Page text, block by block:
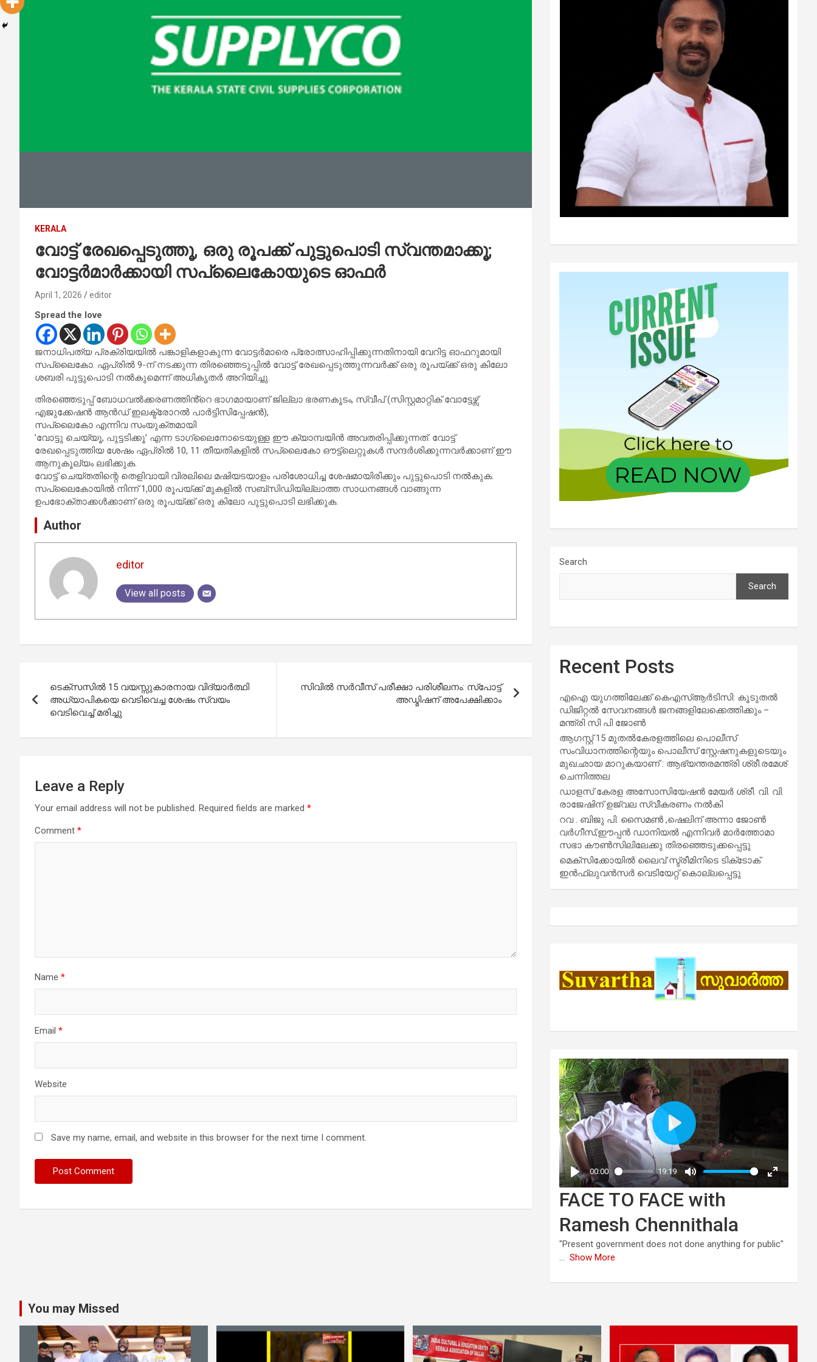
KERALA
വോട്ട് രേഖപ്പെടുത്തൂ, ഒരു രൂപക്ക് പുട്ടുപൊടി സ്വന്തമാക്കൂ;
വോട്ടർമാർക്കായി സപ്ലൈകോയുടെ ഓഫർ
April 1, 2026 editor
Spread the love
ജനാധിപത്യ പ്രക്രിയയിൽ പങ്കാളികളാകുന്ന വോട്ടർമാരെ പ്രോത്സാഹിപ്പിക്കുന്നതിനായി വേറിട്ട ഓഫറുമായി
സപ്ലൈകോ. ഏപ്രിൽ 9-ന് നടക്കുന്ന തിരഞ്ഞെടുപ്പിൽ വോട്ട് രേഖപ്പെടുത്തുന്നവർക്ക് ഒരു രൂപയ്ക്ക് ഒരു കിലോ
ശബരി പുട്ടുപൊടി നൽകുമെന്ന് അധികൃതർ അറിയിച്ചു.
തിരഞ്ഞെടുപ്പ് ബോധവൽക്കരണത്തിൻ്റെ ഭാഗമായാണ് ജില്ലാ ഭരണകൂടം, സ്വീപ് (സിസ്റ്റമാറ്റിക് വോട്ടേഴ്സ്
എജുക്കേഷൻ ആൻഡ് ഇലക്ട്രോറൽ പാർട്ടിസിപ്പേഷൻ),
സപ്ലൈകോ എന്നിവ സംയുക്തമായി
​’വോട്ടു ചെയ്യൂ, പുട്ടടിക്കൂ’ എന്ന ടാഗ്‌ലൈനോടെയുള്ള ഈ ക്യാമ്പയിൻ അവതരിപ്പിക്കുന്നത്. വോട്ട്
രേഖപ്പെടുത്തിയ ശേഷം ഏപ്രിൽ 10, 11 തീയതികളിൽ സപ്ലൈകോ ഔട്ട്‌ലെറ്റുകൾ സന്ദർശിക്കുന്നവർക്കാണ് ഈ
ആനുകൂല്യം ലഭിക്കുക.
​വോട്ട് ചെയ്തതിന്റെ തെളിവായി വിരലിലെ മഷിയടയാളം പരിശോധിച്ച ശേഷമായിരിക്കും പുട്ടുപൊടി നൽകുക.
സപ്ലൈകോയിൽ നിന്ന് 1,000 രൂപയ്ക്ക് മുകളിൽ സബ്‌സിഡിയില്ലാത്ത സാധനങ്ങൾ വാങ്ങുന്ന
ഉപഭോക്താക്കൾക്കാണ് ഒരു രൂപയ്ക്ക് ഒരു കിലോ പുട്ടുപൊടി ലഭിക്കുക.
Author
editor
View all posts
navigation
ടെക്സസിൽ 15 വയസ്സുകാരനായ വിദ്യാർത്ഥി
അധ്യാപികയെ വെടിവെച്ച ശേഷം സ്വയം
വെടിവെച്ച് മരിച്ചു
സിവിൽ സർവീസ് പരീക്ഷാ പരിശീലനം: സ്‌പോട്ട്
അഡ്മിഷന് അപേക്ഷിക്കാം
Leave a Reply
Your email address will not be published. Required fields are marked *
Comment *
Name *
Email *
Website
Save my name, email, and website in this browser for the next time I comment.
Search
Search
Recent Posts
എഐ യുഗത്തിലേക്ക് കെഎസ്ആർടിസി: കൂടുതൽ
ഡിജിറ്റൽ സേവനങ്ങൾ ജനങ്ങളിലേക്കെത്തിക്കും –
മന്ത്രി സി പി ജോൺ
ആഗസ്റ്റ് 15 മുതല്‍കേരളത്തിലെ പൊലീസ്
സംവിധാനത്തിന്റെയും പൊലീസ് സ്റ്റേഷനുകളുടെയും
മുഖഛായ മാറുകയാണ് : ആഭ്യന്തരമന്ത്രി ശ്രീ.രമേശ്
ചെന്നിത്തല
ഡാളസ് കേരള അസോസിയേഷൻ മേയർ ശ്രീ. വി. വി.
രാജേഷിന് ഉജ്വല സ്വീകരണം നൽകി
റവ . ബിജു പി. സൈമൺ ,ഷെലിന് അന്നാ ജോൺ
വർഗീസ്,ഈപ്പൻ ഡാനിയൽ എന്നിവർ മാർത്തോമാ
സഭാ കൗൺസിലിലേക്കു തിരഞ്ഞെടുക്കപ്പെട്ടു
മെക്സിക്കോയിൽ ലൈവ് സ്ട്രീമിനിടെ ടിക്‌ടോക്
ഇൻഫ്ലുവൻസർ വെടിയേറ്റ് കൊല്ലപ്പെട്ടു
FACE TO FACE with
Ramesh Chennithala
"Present government does not done anything for public"
... Show More
You may Missed